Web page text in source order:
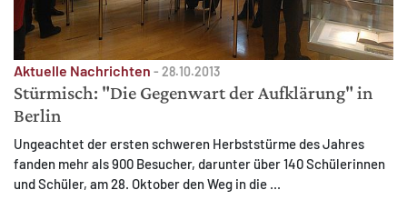
Aktuelle Nachrichten - 28.10.2013
Stürmisch: "Die Gegenwart der Aufklärung" in
Berlin
Ungeachtet der ersten schweren Herbststürme des Jahres
fanden mehr als 900 Besucher, darunter über 140 Schülerinnen
und Schüler, am 28. Oktober den Weg in die ...